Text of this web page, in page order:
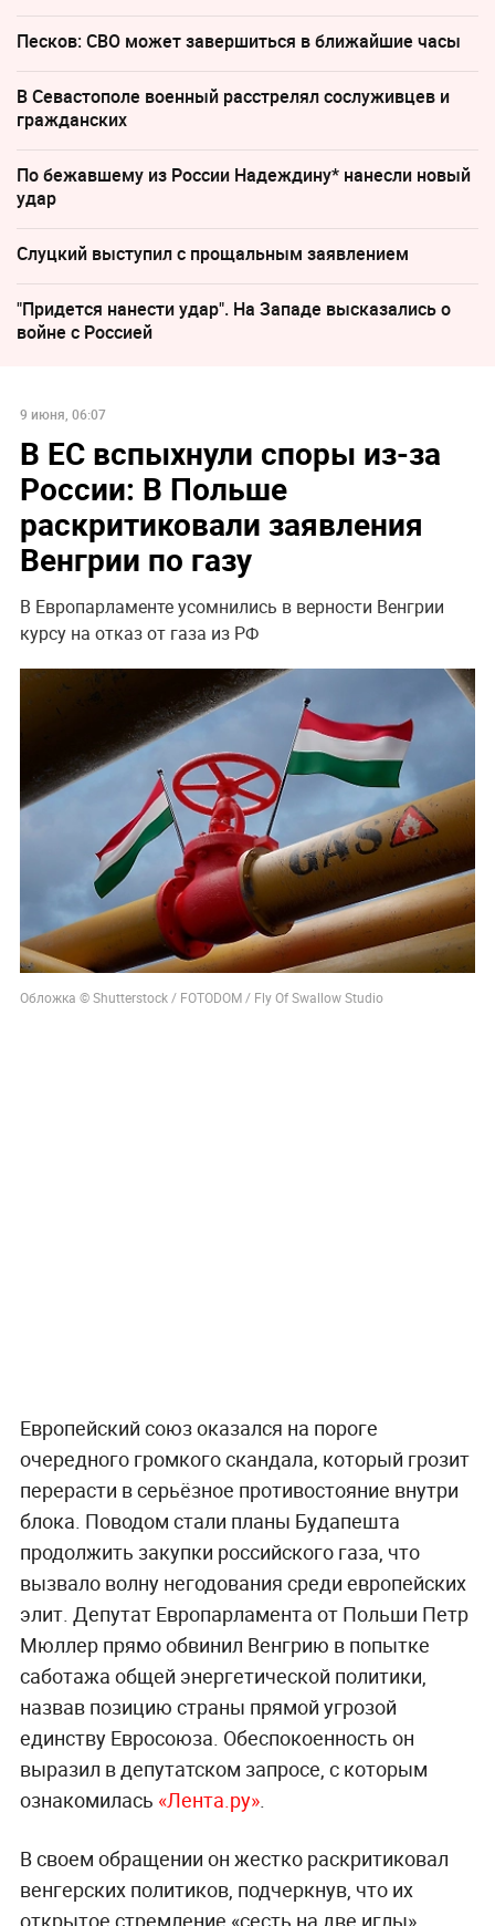
Песков: СВО может завершиться в ближайшие часы
В Севастополе военный расстрелял сослуживцев и
гражданских
По бежавшему из России Надеждину* нанесли новый
удар
Слуцкий выступил с прощальным заявлением
"Придется нанести удар". На Западе высказались о
войне с Россией
9 июня, 06:07
В ЕС вспыхнули споры из-за
России: В Польше
раскритиковали заявления
Венгрии по газу
В Европарламенте усомнились в верности Венгрии
курсу на отказ от газа из РФ
Обложка © Shutterstock / FOTODOM / Fly Of Swallow Studio
Европейский союз оказался на пороге
очередного громкого скандала, который грозит
перерасти в серьёзное противостояние внутри
блока. Поводом стали планы Будапешта
продолжить закупки российского газа, что
вызвало волну негодования среди европейских
элит. Депутат Европарламента от Польши Петр
Мюллер прямо обвинил Венгрию в попытке
саботажа общей энергетической политики,
назвав позицию страны прямой угрозой
единству Евросоюза. Обеспокоенность он
выразил в депутатском запросе, с которым
ознакомилась «Лента.ру».
В своем обращении он жестко раскритиковал
венгерских политиков, подчеркнув, что их
открытое стремление «сесть на две иглы»